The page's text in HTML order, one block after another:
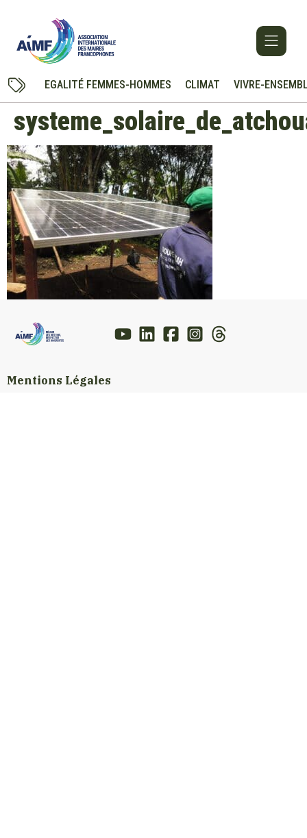
EGALITÉ FEMMES-HOMMES CLIMAT VIVRE-
Mentions Légales